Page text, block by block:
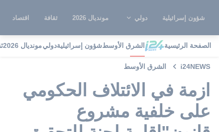
شؤون إسرائيلية دولي مونديال 2026 ثقافة اقتصاد
الصفحة الرئيسية الشرق الأوسطشؤون إسرائيليةدوليمونديال 2026
i24NEWS الشرق الأوسط
ازمة في الائتلاف الحكومي
على خلفية مشروع